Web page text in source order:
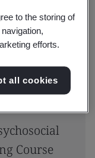
จาก ฿2000
Course
to the storing of
efforts.
all cookies